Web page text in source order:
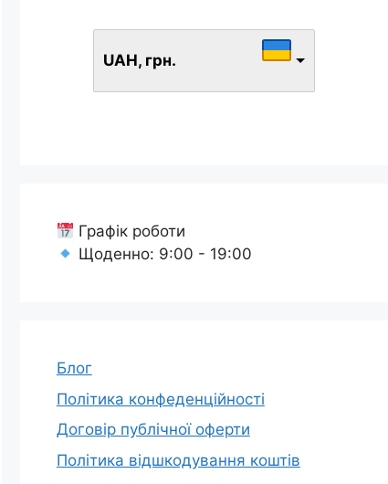
UAH, грн.
Графік роботи
Щоденно: 9:00 - 19:00
Блог
Політика конфеденційності
Договір публічної оферти
Політика відшкодування коштів